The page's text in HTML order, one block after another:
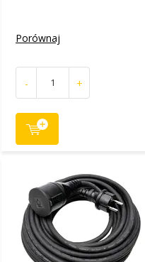
Porównaj
- +